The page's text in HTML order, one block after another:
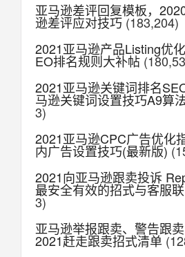
亚马逊差评回复模板，
逊差评应对技巧(183,204)
2021亚马逊产品Listing优
EO排名规则大补帖
2021亚马逊关键词排名
马逊关键词设置技巧A9算
3)
2021亚马逊CPC广告优化
内广告设置技巧(最新版)
2021向亚马逊跟卖投诉
最安全有效的招式与客服
3)
亚马逊举报跟卖、警告跟卖
2021赶走跟卖招式清单